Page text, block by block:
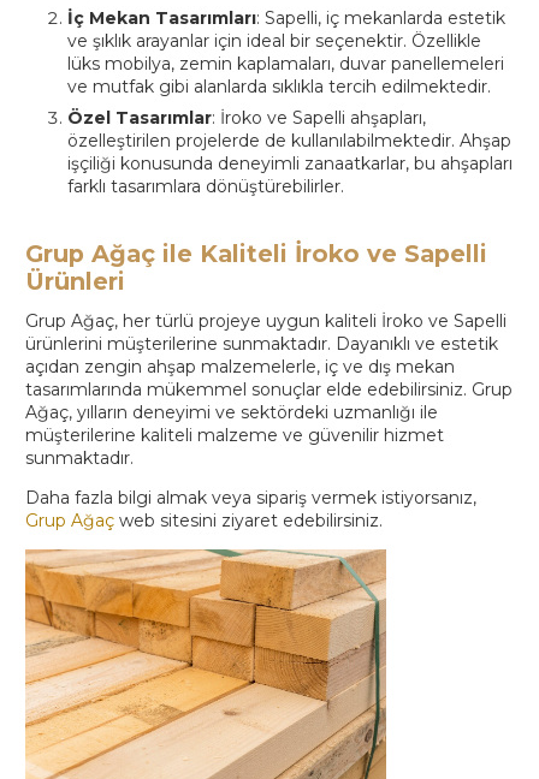
İç Mekan Tasarımları: Sapelli, iç mekanlarda estetik
ve şıklık arayanlar için ideal bir seçenektir. Özellikle
lüks mobilya, zemin kaplamaları, duvar panellemeleri
ve mutfak gibi alanlarda sıklıkla tercih edilmektedir.
Özel Tasarımlar: İroko ve Sapelli ahşapları,
özelleştirilen projelerde de kullanılabilmektedir. Ahşap
işçiliği konusunda deneyimli zanaatkarlar, bu ahşapları
farklı tasarımlara dönüştürebilirler.
Grup Ağaç ile Kaliteli İroko ve Sapelli
Ürünleri
Grup Ağaç, her türlü projeye uygun kaliteli İroko ve Sapelli
ürünlerini müşterilerine sunmaktadır. Dayanıklı ve estetik
açıdan zengin ahşap malzemelerle, iç ve dış mekan
tasarımlarında mükemmel sonuçlar elde edebilirsiniz. Grup
Ağaç, yılların deneyimi ve sektördeki uzmanlığı ile
müşterilerine kaliteli malzeme ve güvenilir hizmet
sunmaktadır.
Daha fazla bilgi almak veya sipariş vermek istiyorsanız,
Grup Ağaç web sitesini ziyaret edebilirsiniz.